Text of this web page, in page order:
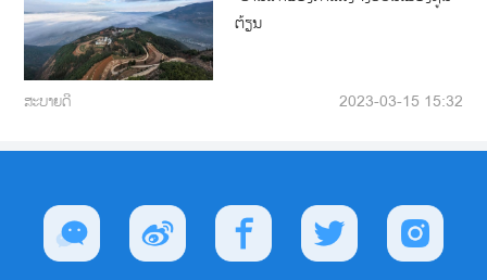
ຕ້ຽນ
ສະບາຍດີ 2023-03-15 15:32